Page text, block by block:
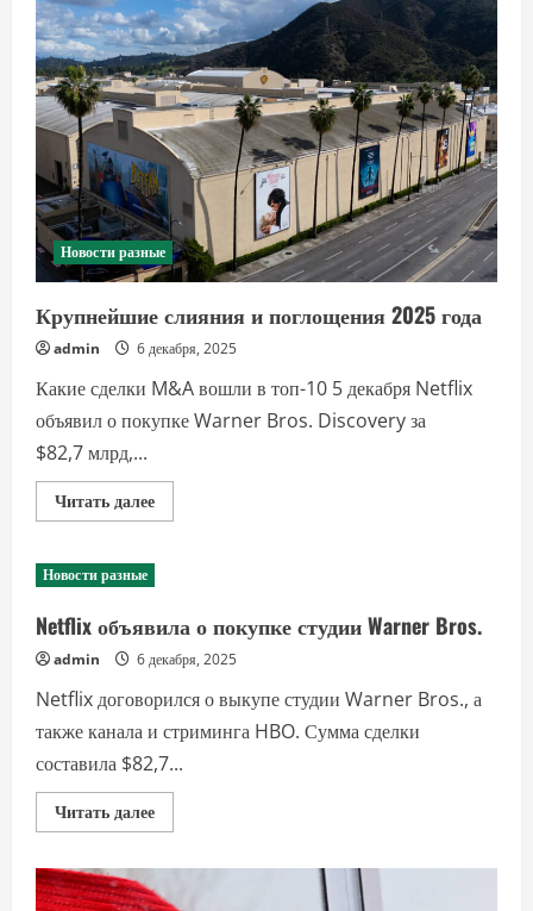
команда
Трампа
может
помешать
«мегасделке»
Netflix
Новости разные
Крупнейшие слияния и поглощения 2025 года
admin 6 декабря, 2025
Какие сделки M&A вошли в топ-10 5 декабря Netflix
объявил о покупке Warner Bros. Discovery за
$82,7 млрд,...
Читать далееПрочитать
больше
слияния
и
года
Новости разные
Netflix объявила о покупке студии Warner Bros.
admin 6 декабря, 2025
Netflix договорился о выкупе студии Warner Bros., а
также канала и стриминга HBO. Сумма сделки
составила $82,7...
Читать далееПрочитать
больше
о